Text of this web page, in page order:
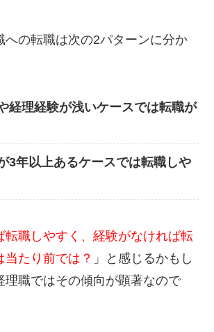
への転職は次の2パターンに分か
経理経験が浅いケースでは転職が
3年以上あるケースでは転職しや
転職しやすく、経験がなければ転
たり前では？ 」と感じるかもし
理職ではその傾向が顕著なので